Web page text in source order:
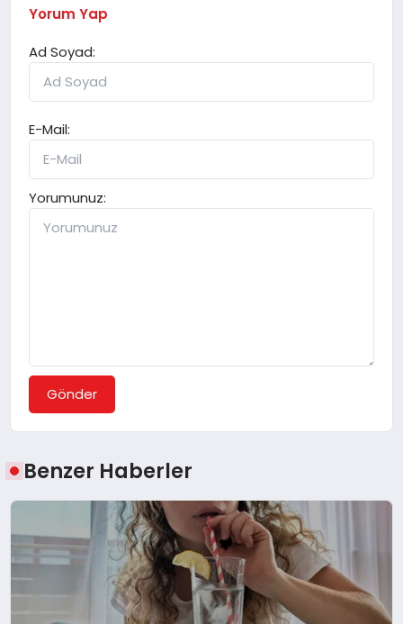
Yorum Yap
Ad Soyad:
E-Mail:
Yorumunuz:
Gönder
Benzer Haberler